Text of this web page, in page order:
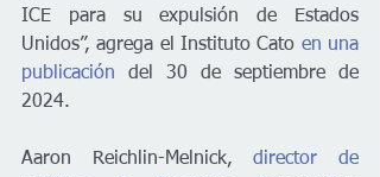
ICE para su expulsión de Estados
Unidos”, agrega el Instituto Cato en una
publicación del 30 de septiembre de
2024.
Aaron Reichlin-Melnick, director de